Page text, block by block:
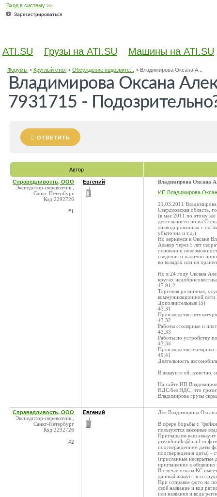
Вход в систему >>
Зарегистрироваться
ATI.SU Грузы на ATI.SU Машины на ATI.SU
Форумы> Круглый стол> Обсуждение подозрите... > Владимирова Оксана А...
Владимирова Оксана
7931715 -
ОТВЕТИТЬ
Автор
Справедливость, ООО
Экспедитор-перевозчик ,
Санкт-Петербург
Код:2292726
#1
Евгений
Владимирова Оксана
ИП Владимирова
21.03.2011
Свердловская область,
(в мае 2011 по этому же
деятельности но на
ликвидированных с
убыточна и т.д.)
Но вернемся к Оксане
Алькор через 5 лет
основании
сведения о наличии
во вкладах или на
Но в 24 году Оксана
кругах
47.91.2
Торговля розничная,
коммуникационной сети
Дополнительные (5)
43.31
Производство
43.32
Работы столярные и
43.33
Работы по устройству
43.34
Производство малярных
49.41
Деятельность
В аккаунте ей, конечно,
На сайте ИП
НДС/без НДС, что
Владимирова грузы
Справедливость, ООО
Экспедитор-перевозчик ,
Санкт-Петербург
Код:2292726
#2
Евгений
Для Владимирова
В сфере борьбы с
пользуются законные
Приглашаем ваш
prezidiumks@mail.ru
подтверждением даты
подтверждения даты) -
(присланные нескрытые
приглашение к общению
В случае отказа КС
данный аккаунт к
При отправке фото на
своё название и код
или названия и кода